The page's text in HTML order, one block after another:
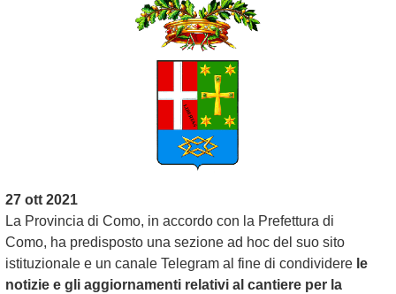
27 ott 2021
La Provincia di Como, in accordo con la Prefettura di
Como, ha predisposto una sezione ad hoc del suo sito
istituzionale e un canale Telegram al fine di condividere le
notizie e gli aggiornamenti relativi al cantiere per la